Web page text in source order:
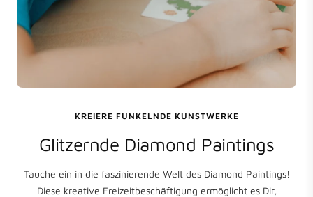
KREIERE FUNKELNDE KUNSTWERKE
Glitzernde Diamond Paintings
Tauche ein in die faszinierende Welt des Diamond Paintings!
Diese kreative Freizeitbeschäftigung ermöglicht es Dir,